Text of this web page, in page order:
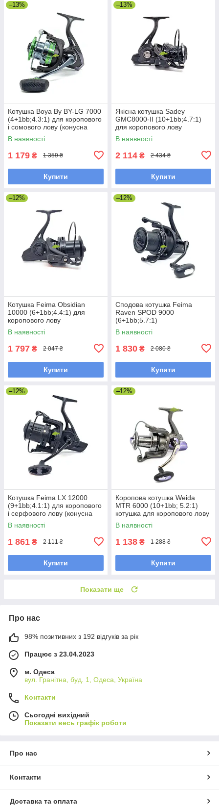
–13%
Котушка Boya By BY-LG 7000
(4+1bb;4.3:1) для коропового
і сомового лову (конусна
шпуля)
В наявності
1 179 ₴ 1 359 ₴
Купити
–13%
Якісна котушка Sadey
GMC8000-II (10+1bb;4.7:1)
для коропового лову
(конусна шпуля)
В наявності
2 114 ₴ 2 434 ₴
Купити
–12%
Котушка Feima Obsidian
10000 (6+1bb;4.4:1) для
коропового лову
В наявності
1 797 ₴ 2 047 ₴
Купити
–12%
Сподова котушка Feima
Raven SPOD 9000
(6+1bb;5.7:1)
В наявності
1 830 ₴ 2 080 ₴
Купити
–12%
Котушка Feima LX 12000
(9+1bb;4.1:1) для коропового
і серфового лову (конусна
шпуля)
В наявності
1 861 ₴ 2 111 ₴
Купити
–12%
Коропова котушка Weida
MTR 6000 (10+1bb; 5.2:1)
котушка для коропового лову
(конусна шпуля)
В наявності
1 138 ₴ 1 288 ₴
Купити
Показати ще
Про нас
98% позитивних з 192 відгуків за рік
Працює з 23.04.2023
м. Одеса
вул. Гранітна, буд. 1, Одеса, Україна
Контакти
Сьогодні вихідний
Показати весь графік роботи
Про нас
Контакти
Доставка та оплата